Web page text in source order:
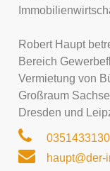
Robert Haupt
Bereich
Vermietung von
Großraum
Dresden und
0351433130
haupt@der-